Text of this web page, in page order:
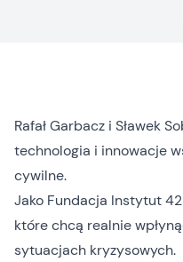
Rafał Garbacz i Sławek
technologia i innowacje
cywilne.
Jako Fundacja Instytut
które chcą realnie
sytuacjach kryzysowych.